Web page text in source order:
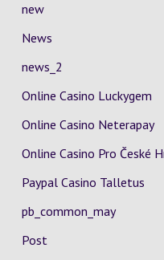
new
News
news_2
Online Casino Luckygem
Online Casino Neterapay
Online Casino Pro České
Paypal Casino Talletus
pb_common_may
Post